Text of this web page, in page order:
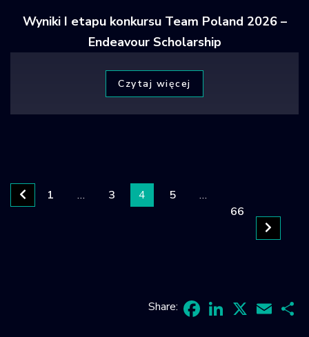
Wyniki I etapu konkursu Team Poland 2026 –
Endeavour Scholarship
Czytaj więcej
1 … 3 4 5
…
66
Share: